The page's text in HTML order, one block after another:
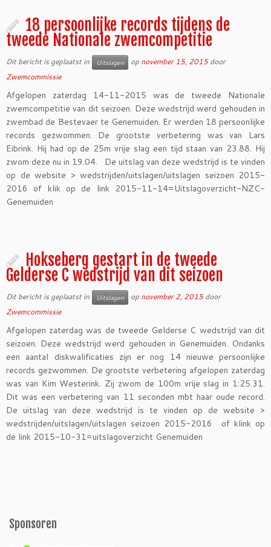
18 persoonlijke records tijdens de
tweede Nationale zwemcompetitie
Dit bericht is geplaatst in Uitslagen op november 15, 2015 door
Zwemcommissie
Afgelopen zaterdag 14-11-2015 was de tweede Nationale
zwemcompetitie van dit seizoen. Deze wedstrijd werd gehouden in
zwembad de Bestevaer te Genemuiden. Er werden 18 persoonlijke
records gezwommen. De grootste verbetering was van Lars
Eibrink. Hij had op de 25m vrije slag een tijd staan van 23.88. Hij
zwom deze nu in 19.04. De uitslag van deze wedstrijd is te vinden
op de website > wedstrijden/uitslagen/uitslagen seizoen 2015-
2016 of klik op de link 2015-11-14=Uitslagoverzicht-NZC-
Genemuiden
Hokseberg gestart in de tweede
Gelderse C wedstrijd van dit seizoen
Dit bericht is geplaatst in Uitslagen op november 2, 2015 door
Zwemcommissie
Afgelopen zaterdag was de tweede Gelderse C wedstrijd van dit
seizoen. Deze wedstrijd werd gehouden in Genemuiden. Ondanks
een aantal diskwalificaties zijn er nog 14 nieuwe persoonlijke
records gezwommen. De grootste verbetering afgelopen zaterdag
was van Kim Westerink. Zij zwom de 100m vrije slag in 1:25.31.
Dit was een verbetering van 11 seconden mbt haar oude record.
De uitslag van deze wedstrijd is te vinden op de website >
wedstrijden/uitslagen/uitslagen seizoen 2015-2016 of klink op
de link 2015-10-31=uitslagoverzicht Genemuiden
Sponsoren